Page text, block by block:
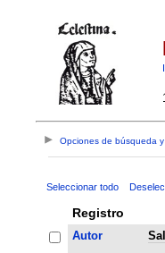
Opciones de búsqueda y
Seleccionar todo
Registro
Autor